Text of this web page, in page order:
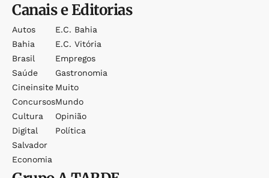
Canais e Editorias
Autos
Bahia
Brasil
Saúde
Cineinsite
Concursos
Cultura
Digital
Salvador
Economia
E.c. Bahia
E.c. Vitória
Empregos
Gastronomia
Muito
Mundo
Opinião
Política